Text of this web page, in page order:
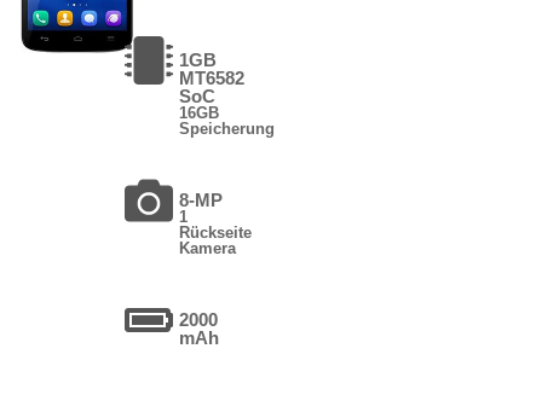
1GB
MT6582
SoC
16GB
Speicherung
8-MP
1
Rückseite
Kamera
2000
mAh